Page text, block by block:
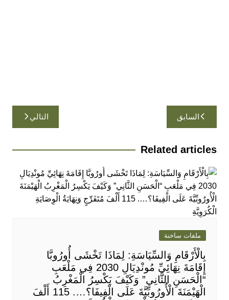
تصفّح
المقالات
السابق التالي
Related articles
ملفات ساخنة
بِالْأَرْقَامِ وَالسِّيَاسَةِ: لِمَاذَا تَخْشَى أُورُوبَّا
إِقَامَةَ نِهَائِيِّ مُونْدِيَالِ 2030 فِي مَلْعَبِ
“الْحَسَنِ الثَّانِي” وَكَيْفَ يَكْسِرُ الْمَغْرِبُ
الْهَيْمَنَةَ الْأُورُوبِّيَّةَ عَلَى الْفِيفَا؟…. 115 أَلْفَ